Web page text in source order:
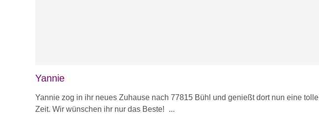
Yannie
Yannie zog in ihr neues Zuhause nach 77815 Bühl und genießt dort nun eine tolle
Zeit. Wir wünschen ihr nur das Beste!